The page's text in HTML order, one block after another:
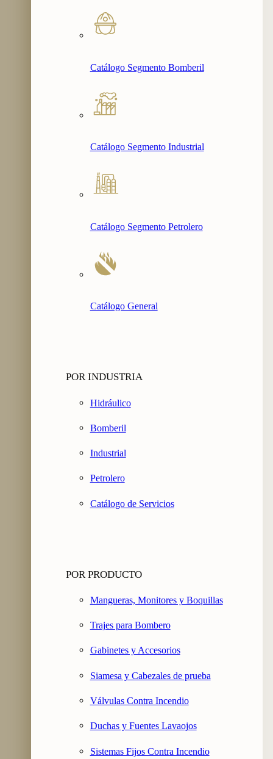
Catálogo Segmento Bomberil
Catálogo Segmento Industrial
Catálogo Segmento Petrolero
Catálogo General
POR INDUSTRIA
Hidráulico
Bomberil
Industrial
Petrolero
Catálogo de Servicios
POR PRODUCTO
Mangueras, Monitores y Boquillas
Trajes para Bombero
Gabinetes y Accesorios
Siamesa y Cabezales de prueba
Válvulas Contra Incendio
Duchas y Fuentes Lavaojos
Sistemas Fijos Contra Incendio